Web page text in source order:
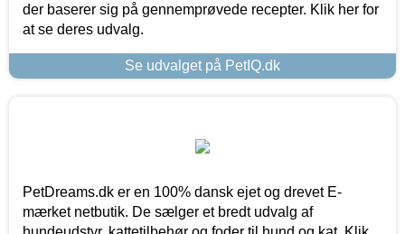
der baserer sig på gennemprøvede recepter. Klik her for
at se deres udvalg.
Se udvalget på PetIQ.dk
PetDreams.dk er en 100% dansk ejet og drevet E-
mærket netbutik. De sælger et bredt udvalg af